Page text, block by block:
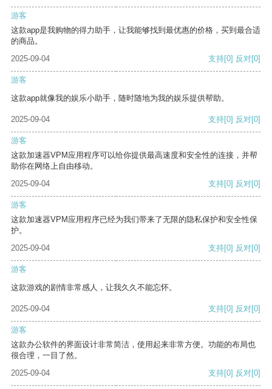
游客
这款app是我购物的得力助手，让我能够找到最优惠的价格，买到最合适
的商品。
2025-09-04
支持[0] 反对[0]
游客
这款app就像我的娱乐小助手，随时随地为我的娱乐提供帮助。
2025-09-04 支持[0] 反对[0]
游客
这款加速器VPM应用程序可以给你提供最高速度和安全性的连接，并帮
助你在网络上自由移动。
2025-09-04
支持[0] 反对[0]
游客
这款加速器VPM应用程序已经为我们带来了无限的隐私保护和安全性保
护。
2025-09-04
支持[0] 反对[0]
游客
这款游戏的剧情非常感人，让我久久不能忘怀。
2025-09-04 支持[0] 反对[0]
游客
这款办公软件的界面设计非常简洁，使用起来非常方便。功能的布局也
很合理，一目了然。
2025-09-04
支持[0] 反对[0]